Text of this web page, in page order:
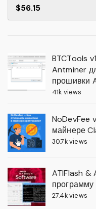
$56.15
BTCTools
Antminer
прошивки
41k views
NoDevFee
майнере
30.7k views
ATIFlash &
программу
27.4k views